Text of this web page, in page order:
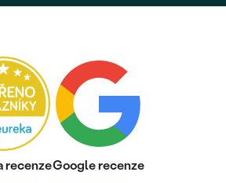
recenzeGoogle recenze